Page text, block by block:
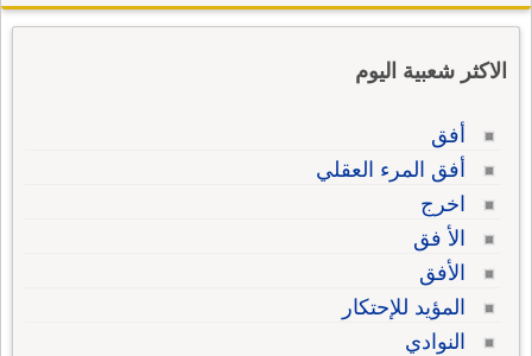
الاكثر شعبية اليوم
أفق
أفق المرء العقلي
اخرج
الأ فق
الأفق
المؤيد للإحتكار
النوادي